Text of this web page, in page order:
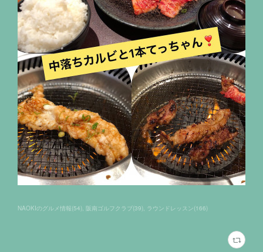
NAOKIのグルメ情報(54) 阪南ゴルフクラブ(39) ラウンドレッスン(166)